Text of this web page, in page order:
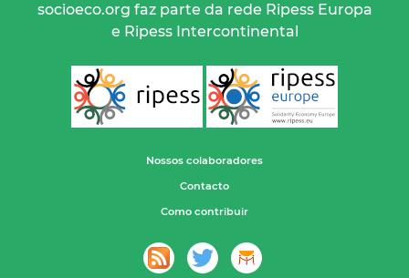
socioeco.org faz parte da rede Ripess Europa
e Ripess Intercontinental
Nossos colaboradores
Contacto
Como contribuir